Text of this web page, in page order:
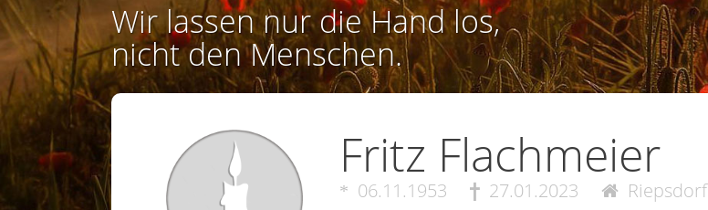
Wir lassen nur die Hand los,
nicht den Menschen.
Fritz Flachmeier
06.11.1953 27.01.2023 Riepsdorf